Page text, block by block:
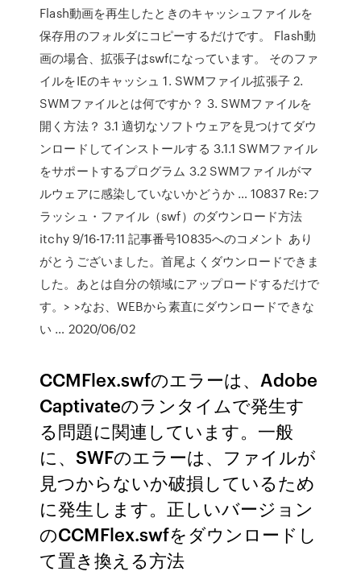
Flash動画を再生したときのキャッシュファイルを
保存用のフォルダにコピーするだけです。 Flash動
画の場合、拡張子はswfになっています。 そのファ
イルをIEのキャッシュ 1. SWMファイル拡張子 2.
SWMファイルとは何ですか？ 3. SWMファイルを
開く方法？ 3.1 適切なソフトウェアを見つけてダウ
ンロードしてインストールする 3.1.1 SWMファイル
をサポートするプログラム 3.2 SWMファイルがマ
ルウェアに感染していないかどうか … 10837 Re:フ
ラッシュ・ファイル（swf）のダウンロード方法
itchy 9/16-17:11 記事番号10835へのコメント あり
がとうございました。首尾よくダウンロードできま
した。あとは自分の領域にアップロードするだけで
す。> >なお、WEBから素直にダウンロードできな
い … 2020/06/02
CCMFlex.swfのエラーは、Adobe
Captivateのランタイムで発生す
る問題に関連しています。一般
に、SWFのエラーは、ファイルが
見つからないか破損しているため
に発生します。正しいバージョン
のCCMFlex.swfをダウンロードし
て置き換える方法